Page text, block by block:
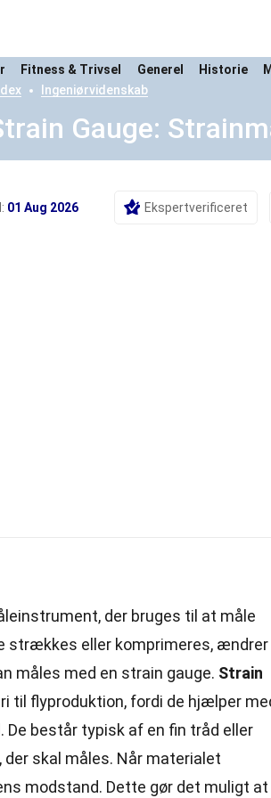
Fitness & Trivsel Generel Historie
Ingeniørvidenskab
Gauge:
01 Aug 2026 Ekspertverificeret
der bruges til at måle
strækkes eller komprimeres, ændrer
måles med en strain gauge. Strain
til flyproduktion, fordi de hjælper
består typisk af en fin tråd eller
skal måles. Når materialet
modstand. Dette gør det muligt at